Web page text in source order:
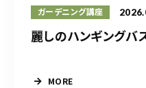
ガーデニング講座
麗しのハンギングバ
MORE